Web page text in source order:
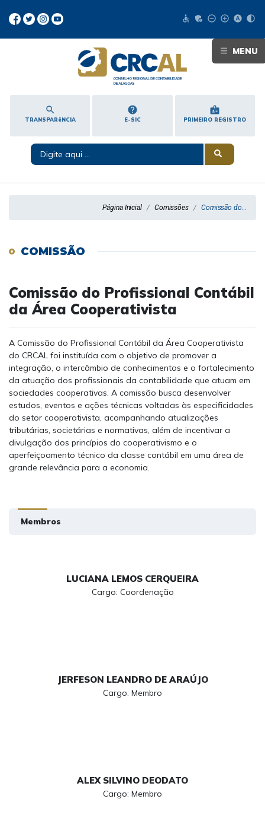
MENU
accessible admin_panel_settings remove_circle_outline add_circle_outline hdr_auto contrast
search
TRANSPARêNCIA
help
E-SIC
badge
PRIMEIRO REGISTRO
Página Inicial Comissões Comissão do Profissional Contábil da Área Cooperativista
COMISSÃO
Comissão do Profissional Contábil
da Área Cooperativista
A Comissão do Profissional Contábil da Área Cooperativista
do CRCAL foi instituída com o objetivo de promover a
integração, o intercâmbio de conhecimentos e o fortalecimento
da atuação dos profissionais da contabilidade que atuam em
sociedades cooperativas. A comissão busca desenvolver
estudos, eventos e ações técnicas voltadas às especificidades
do setor cooperativista, acompanhando atualizações
tributárias, societárias e normativas, além de incentivar a
divulgação dos princípios do cooperativismo e o
aperfeiçoamento técnico da classe contábil em uma área de
grande relevância para a economia.
Membros
LUCIANA LEMOS CERQUEIRA
Cargo: Coordenação
JERFESON LEANDRO DE ARAÚJO
Cargo: Membro
ALEX SILVINO DEODATO
Cargo: Membro